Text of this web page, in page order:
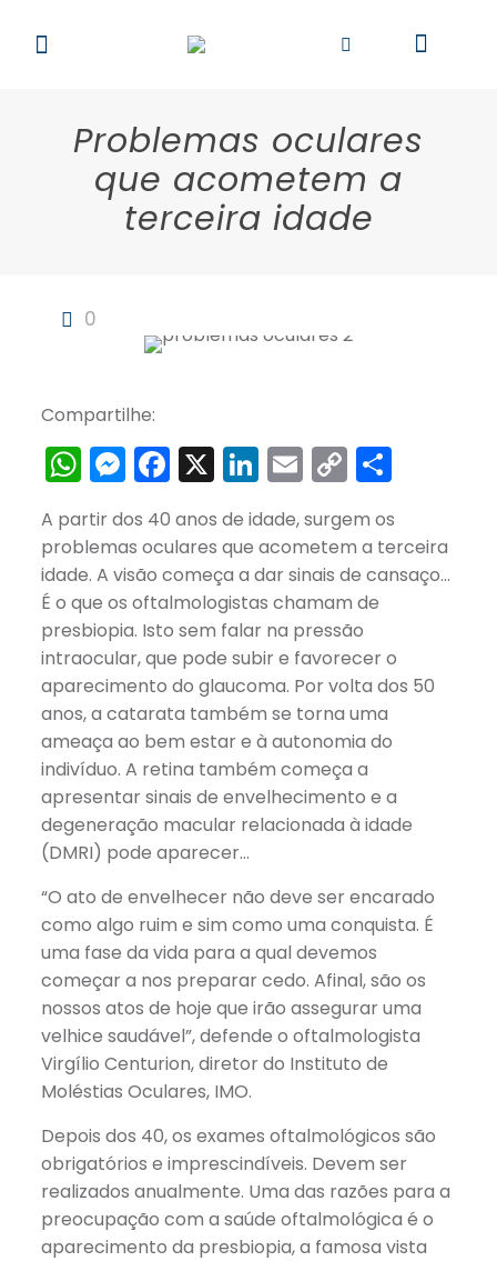
Problemas oculares
que acometem a
terceira idade
0
Compartilhe:
WhatsApp
Messenger
Facebook
X LinkedIn
Email
Copy
Link
Share
A partir dos 40 anos de idade, surgem os
problemas oculares que acometem a terceira
idade. A visão começa a dar sinais de cansaço…
É o que os oftalmologistas chamam de
presbiopia. Isto sem falar na pressão
intraocular, que pode subir e favorecer o
aparecimento do glaucoma. Por volta dos 50
anos, a catarata também se torna uma
ameaça ao bem estar e à autonomia do
indivíduo. A retina também começa a
apresentar sinais de envelhecimento e a
degeneração macular relacionada à idade
(DMRI) pode aparecer…
“O ato de envelhecer não deve ser encarado
como algo ruim e sim como uma conquista. É
uma fase da vida para a qual devemos
começar a nos preparar cedo. Afinal, são os
nossos atos de hoje que irão assegurar uma
velhice saudável”, defende o oftalmologista
Virgílio Centurion, diretor do Instituto de
Moléstias Oculares, IMO.
Depois dos 40, os exames oftalmológicos são
obrigatórios e imprescindíveis. Devem ser
realizados anualmente. Uma das razões para a
preocupação com a saúde oftalmológica é o
aparecimento da presbiopia, a famosa vista